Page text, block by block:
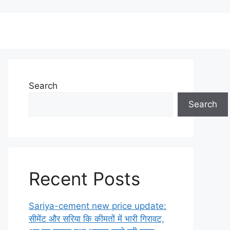
Search
Search
Recent Posts
Sariya-cement new price update:
सीमेंट और सरिया कि कीमतों में भारी गिरावट,